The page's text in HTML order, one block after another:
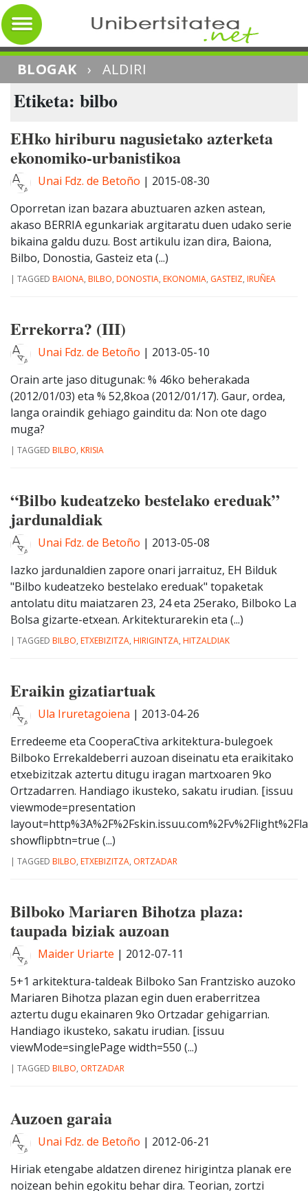
BLOGAK › ALDIRI
Etiketa: bilbo
EHko hiriburu nagusietako azterketa
ekonomiko-urbanistikoa
Unai Fdz. de Betoño | 2015-08-30
Oporretan izan bazara abuztuaren azken astean,
akaso BERRIA egunkariak argitaratu duen udako serie
bikaina galdu duzu. Bost artikulu izan dira, Baiona,
Bilbo, Donostia, Gasteiz eta (...)
| TAGGED BAIONA, BILBO, DONOSTIA, EKONOMIA, GASTEIZ, IRUÑEA
Errekorra? (III)
Unai Fdz. de Betoño | 2013-05-10
Orain arte jaso ditugunak: % 46ko beherakada
(2012/01/03) eta % 52,8koa (2012/01/17). Gaur, ordea,
langa oraindik gehiago gainditu da: Non ote dago
muga?
| TAGGED BILBO, KRISIA
“Bilbo kudeatzeko bestelako ereduak”
jardunaldiak
Unai Fdz. de Betoño | 2013-05-08
Iazko jardunaldien zapore onari jarraituz, EH Bilduk
"Bilbo kudeatzeko bestelako ereduak" topaketak
antolatu ditu maiatzaren 23, 24 eta 25erako, Bilboko La
Bolsa gizarte-etxean. Arkitekturarekin eta (...)
| TAGGED BILBO, ETXEBIZITZA, HIRIGINTZA, HITZALDIAK
Eraikin gizatiartuak
Ula Iruretagoiena | 2013-04-26
Erredeeme eta CooperaCtiva arkitektura-bulegoek
Bilboko Errekaldeberri auzoan diseinatu eta eraikitako
etxebizitzak aztertu ditugu iragan martxoaren 9ko
Ortzadarren. Handiago ikusteko, sakatu irudian. [issuu
viewmode=presentation
showflipbtn=true (...)
| TAGGED BILBO, ETXEBIZITZA, ORTZADAR
Bilboko Mariaren Bihotza plaza:
taupada biziak auzoan
Maider Uriarte | 2012-07-11
5+1 arkitektura-taldeak Bilboko San Frantzisko auzoko
Mariaren Bihotza plazan egin duen eraberritzea
aztertu dugu ekainaren 9ko Ortzadar gehigarrian.
Handiago ikusteko, sakatu irudian. [issuu
viewMode=singlePage width=550 (...)
| TAGGED BILBO, ORTZADAR
Auzoen garaia
Unai Fdz. de Betoño | 2012-06-21
Hiriak etengabe aldatzen direnez hirigintza planak ere
noizean behin egokitu behar dira. Teorian, zortzi